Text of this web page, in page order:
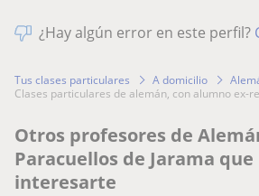
¿Hay algún error en este perfil?
Tus clases particulares A domicilio
clases particulares de alemán, con alumno ex-
Otros profesores de
Paracuellos de Jarama
interesarte